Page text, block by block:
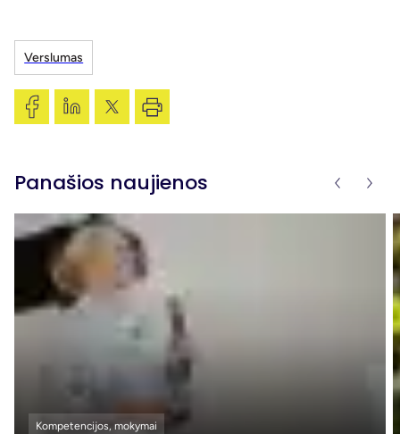
Verslumas
Panašios naujienos
Kompetencijos, mokymai